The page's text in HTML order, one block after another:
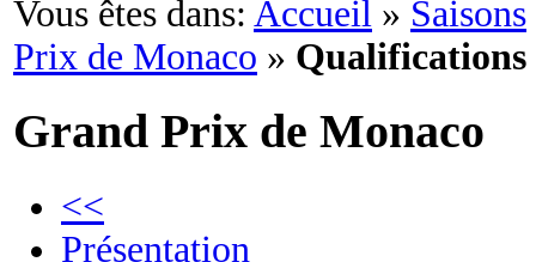
Vous êtes dans: Accueil » Saisons
Prix de Monaco » Qualifications
Grand Prix de Monaco
<<
Présentation